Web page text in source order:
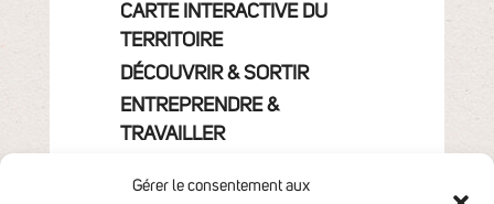
Gérer le consentement aux
CARTE INTERACTIVE DU
TERRITOIRE
DÉCOUVRIR & SORTIR
ENTREPRENDRE &
TRAVAILLER